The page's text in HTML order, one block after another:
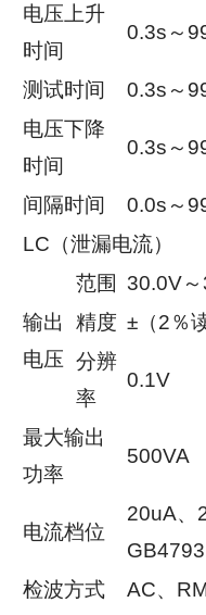
电压上升
时间
0.3s～
测试时间
0.3s～
电压下降
时间
0.3s～
间隔时间
0.0s～
LC（泄漏电流）
输出
电压
范围 30.0V
精度 ±（2％
分辨
率
0.1V
最大输出
功率
500VA
电流档位
20uA、
检波方式
AC、